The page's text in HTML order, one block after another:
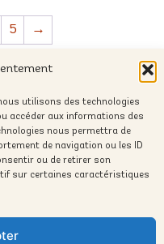
utilisons des technologies
accéder aux informations des
nous permettra de
de navigation ou les ID
ou de retirer son
sur certaines caractéristiques
5 →